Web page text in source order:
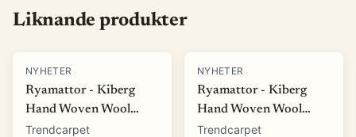
Liknande produkter
NYHETER
Ryamattor - Kiberg
Hand Woven Wool
Shaggy (beige) (Storlek:
Trendcarpet
NYHETER
Ryamattor - Kiberg
Hand Woven Wool
Shaggy (beige) (Storlek:
Trendcarpet